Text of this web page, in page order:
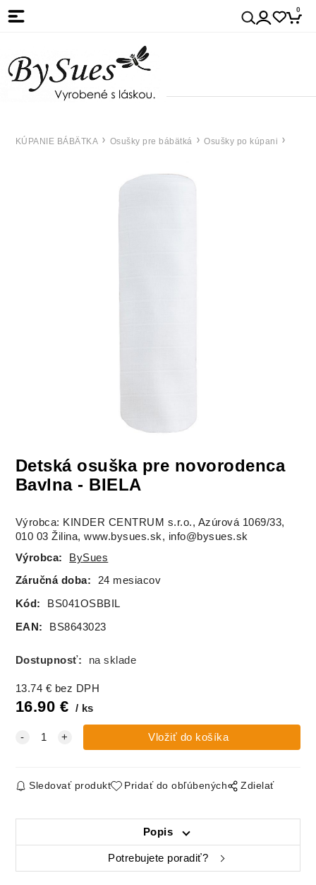
0
KÚPANIE BÁBÄTKA Osušky pre bábätká Osušky po kúpani
Detská osuška pre novorodenca
Bavlna - BIELA
Výrobca: KINDER CENTRUM s.r.o., Azúrová 1069/33,
010 03 Žilina, www.bysues.sk, info@bysues.sk
Výrobca:
BySues
Záručná doba: 24 mesiacov
Kód: BS041OSBBIL
EAN: BS8643023
Dostupnosť: na sklade
13.74 € bez DPH
16.90 € ks
Sledovať produkt Pridať do obľúbených Zdielať
Popis
Potrebujete poradiť?